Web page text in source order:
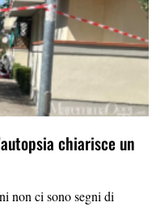
chiarisce un
non ci sono segni di